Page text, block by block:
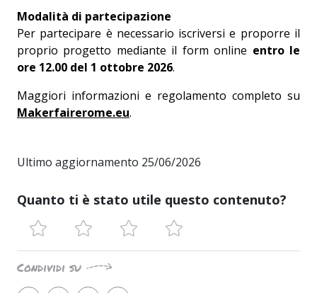
Modalità di partecipazione
Per partecipare è necessario iscriversi e proporre il
proprio progetto mediante il form online entro le
ore 12.00 del 1 ottobre 2026.
Maggiori informazioni e regolamento completo su
Makerfairerome.eu.
Ultimo aggiornamento 25/06/2026
Quanto ti è stato utile questo contenuto?
Condividi su